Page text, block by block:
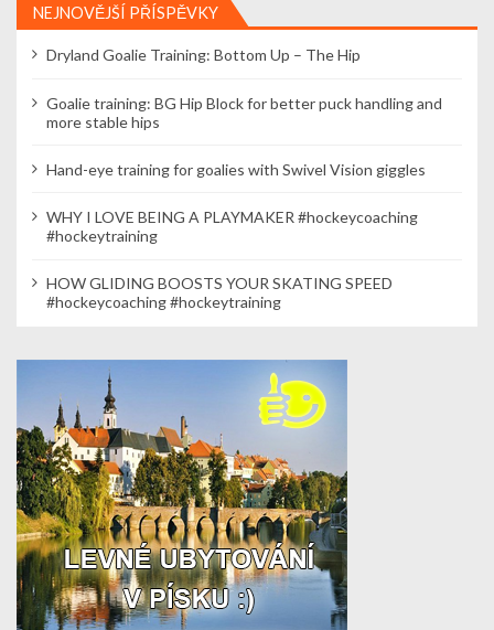
NEJNOVĚJŠÍ PŘÍSPĚVKY
Dryland Goalie Training: Bottom Up – The Hip
Goalie training: BG Hip Block for better puck handling and
more stable hips
Hand-eye training for goalies with Swivel Vision giggles
WHY I LOVE BEING A PLAYMAKER #hockeycoaching
#hockeytraining
HOW GLIDING BOOSTS YOUR SKATING SPEED
#hockeycoaching #hockeytraining